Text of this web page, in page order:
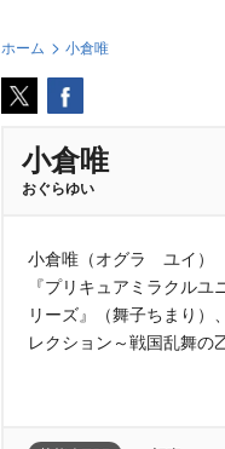
ホーム 小倉唯
小倉唯
おぐらゆい
小倉唯（オグラ ユイ）
『プリキュアミラクル
リーズ』（舞子ちまり）
レクション～戦国乱舞の